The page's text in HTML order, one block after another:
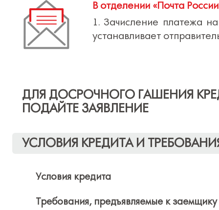
В отделении «Почта
1. Зачисление платежа
устанавливает
ДЛЯ ДОСРОЧНОГО ГАШЕНИЯ
ПОДАЙТЕ ЗАЯВЛЕНИЕ
УСЛОВИЯ КРЕДИТА И
Условия кредита
Требования, предъявляемые к заемщику